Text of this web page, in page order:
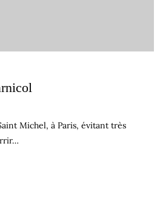
Michel, à Paris, évitant très